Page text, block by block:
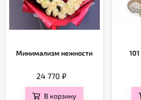
Минимализм нежности
24 770₽
В корзину